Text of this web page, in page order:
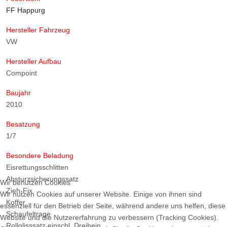
FF Happurg
Hersteller Fahrzeug
VW
Hersteller Aufbau
Compoint
Baujahr
2010
Besatzung
1/7
Besondere Beladung
Eisrettungsschlitten
Absturzsicherungssatz
Zieh-Fix
Koffer
Schaufeltrage
Wir benutzen Cookies
Wir nutzen Cookies auf unserer Website. Einige von ihnen sind
essenziell für den Betrieb der Seite, während andere uns helfen, diese
Website und die Nutzererfahrung zu verbessern (Tracking Cookies).